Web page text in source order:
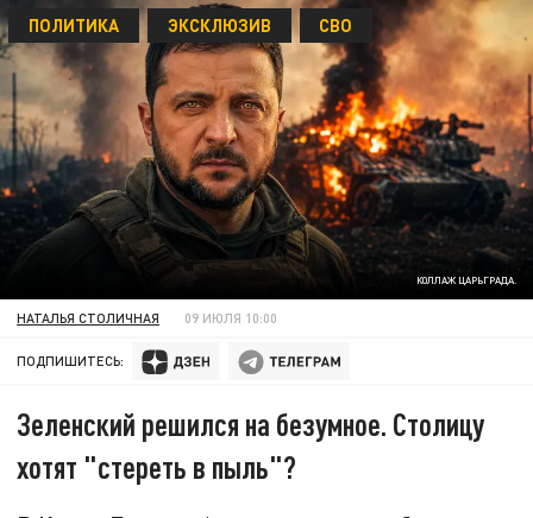
КОЛЛАЖ ЦАРЬГРАДА.
ПОЛИТИКА ЭКСКЛЮЗИВ СВО
НАТАЛЬЯ СТОЛИЧНАЯ 09 ИЮЛЯ 10:00
ПОДПИШИТЕСЬ:
Зеленский решился на безумное. Столицу
хотят "стереть в пыль"?